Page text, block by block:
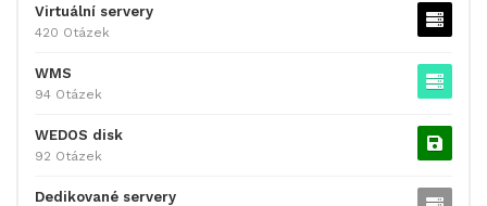
Virtuální servery
420 Otázek
WMS
94 Otázek
WEDOS disk
92 Otázek
Dedikované servery